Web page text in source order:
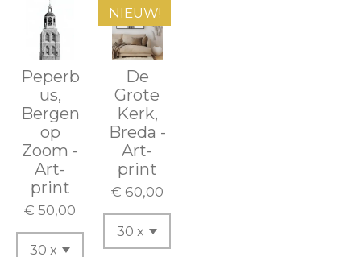
Peperb
us,
Bergen
op
Zoom -
Art-
print
€ 50,00
NIEUW!
De
Grote
Kerk,
Breda -
Art-
print
€ 60,00